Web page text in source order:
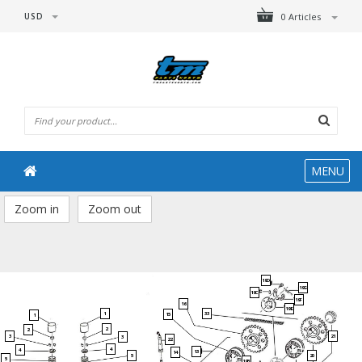
0 Articles
USD
MENU
Zoom in Zoom out
1 1
2
2
3
3
4
4
5
5 20
21
14
22
13
33
16
15
19D
19C
19G
19F
19E